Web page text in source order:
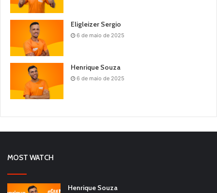
Eligleizer Sergio
6 de maio de 2025
Henrique Souza
6 de maio de 2025
MOST WATCH
Henrique Souza